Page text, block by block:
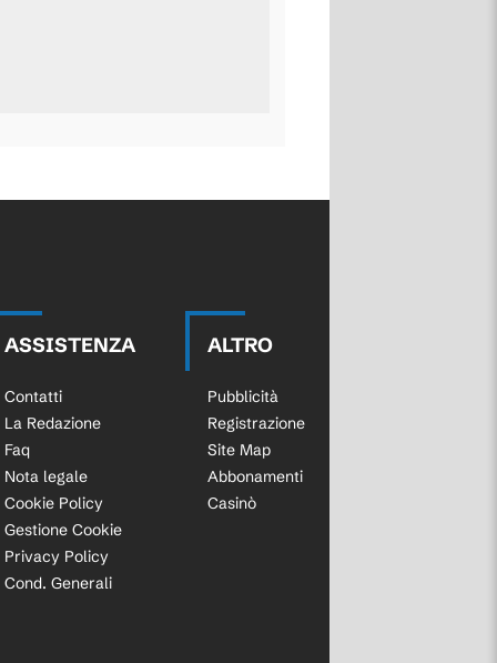
ASSISTENZA
Contatti
La Redazione
Faq
Nota legale
Cookie Policy
Gestione Cookie
Privacy Policy
Cond. Generali
ALTRO
Pubblicità
Registrazione
Site Map
Abbonamenti
Casinò